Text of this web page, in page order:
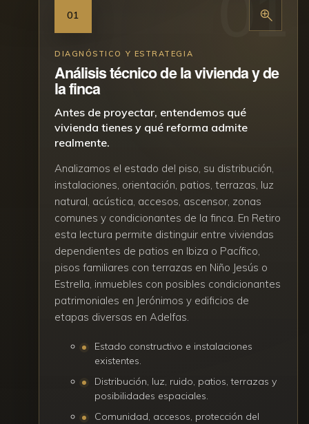
01
DIAGNÓSTICO Y ESTRATEGIA
Análisis técnico de la vivienda y de
la finca
Antes de proyectar, entendemos qué
vivienda tienes y qué reforma admite
realmente.
Analizamos el estado del piso, su distribución,
instalaciones, orientación, patios, terrazas, luz
natural, acústica, accesos, ascensor, zonas
comunes y condicionantes de la finca. En Retiro
esta lectura permite distinguir entre viviendas
dependientes de patios en Ibiza o Pacífico,
pisos familiares con terrazas en Niño Jesús o
Estrella, inmuebles con posibles condicionantes
patrimoniales en Jerónimos y edificios de
etapas diversas en Adelfas.
Estado constructivo e instalaciones
existentes.
Distribución, luz, ruido, patios, terrazas y
posibilidades espaciales.
Comunidad, accesos, protección del